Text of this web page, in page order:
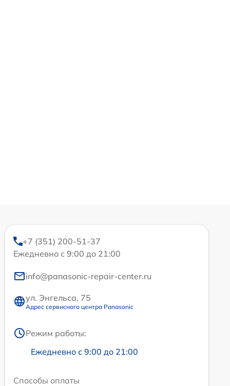
+7 (351) 200-51-37
Ежедневно с 9:00 до 21:00
info@panasonic-repair-center.ru
ул. Энгельса, 75
Адрес сервисного центра Panasonic
Режим работы:
Ежедневно с 9:00 до 21:00
Способы оплаты